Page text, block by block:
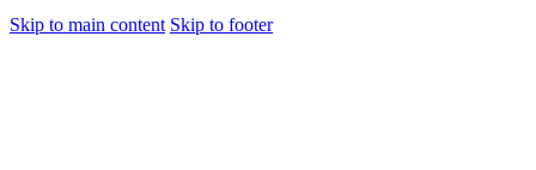
Skip to main content Skip to footer